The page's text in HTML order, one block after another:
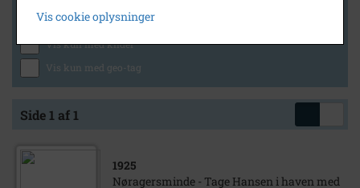
Vis kun med lydklip
Vis kun med kilder
Vis kun med geo-tag
Side 1 af 1
1925
Nøragersminde - Tage Hansen i haven med
Vis cookie oplysninger